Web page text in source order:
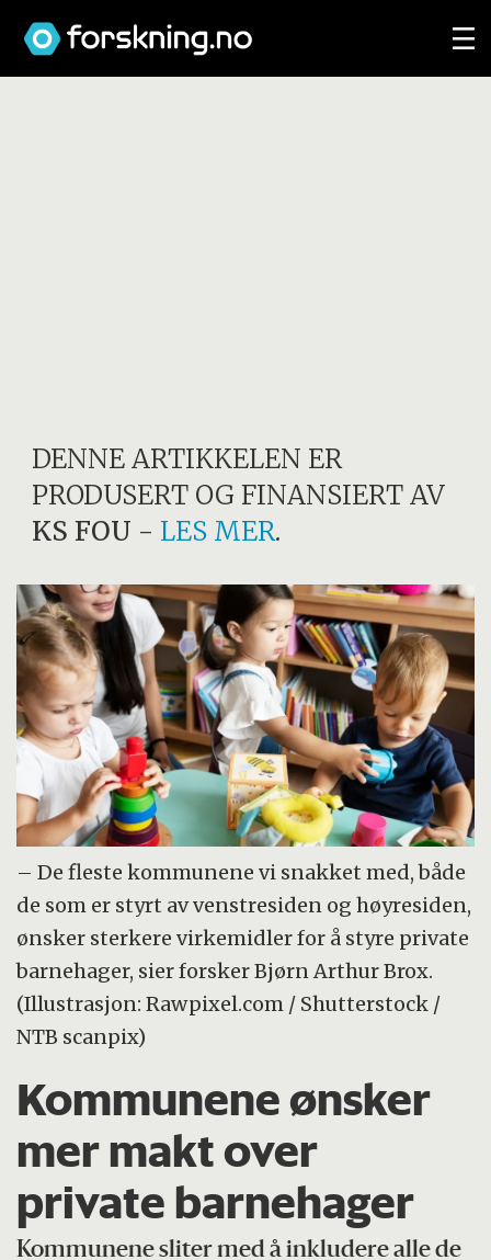
DENNE ARTIKKELEN ER
PRODUSERT OG FINANSIERT AV
KS FOU - LES MER.
– De fleste kommunene vi snakket med, både
de som er styrt av venstresiden og høyresiden,
ønsker sterkere virkemidler for å styre private
barnehager, sier forsker Bjørn Arthur Brox.
(Illustrasjon: Rawpixel.com / Shutterstock /
NTB scanpix)
Kommunene ønsker
mer makt over
private barnehager
Kommunene sliter med å inkludere alle de